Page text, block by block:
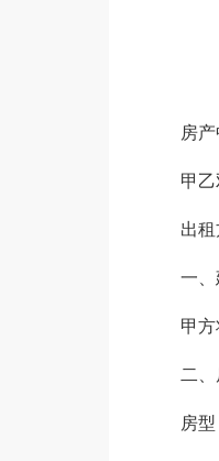
房
甲
出
一、
甲
二
房